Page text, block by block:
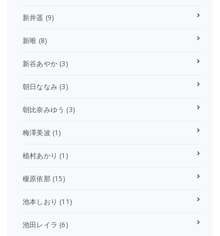
新井遥 (9)
新唯 (8)
新谷あやか (3)
朝日ななみ (3)
朝比奈みゆう (3)
梅澤美波 (1)
植村あかり (1)
榎原依那 (15)
池本しおり (11)
池田レイラ (6)